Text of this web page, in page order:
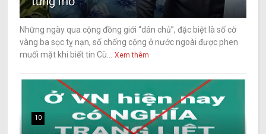
Những ngày qua cộng đồng giới “dân chủ”, đặc biệt là số cờ
vàng ba sọc tỵ nạn, số chống cộng ở nước ngoài được phen
muối mặt khi biết tin Cù...
Xem thêm
10